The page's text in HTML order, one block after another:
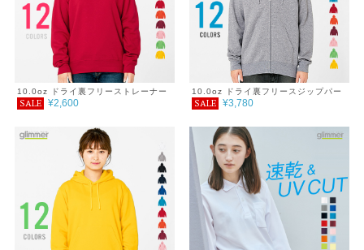
10.0oz ドライ裏フリーストレーナー
SALE ¥2,600
10.0oz ドライ裏フリースジップパー
カー
SALE ¥3,780